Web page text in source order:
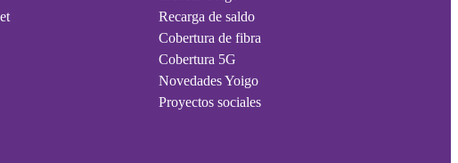
Recarga de saldo
Cobertura de fibra
Cobertura 5G
Novedades Yoigo
Proyectos sociales